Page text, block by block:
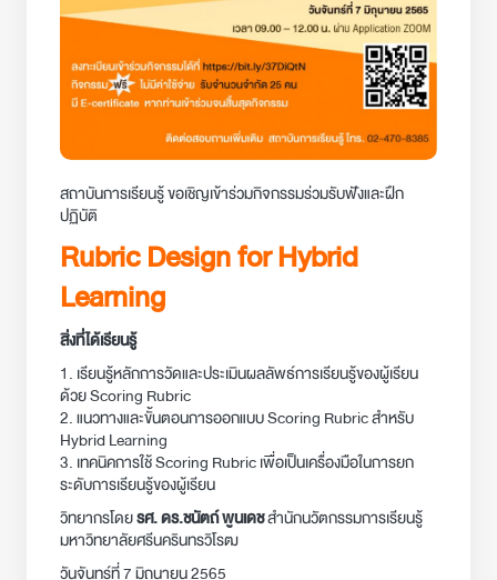
สถาบันการเรียนรู้ ขอเชิญเข้าร่วมกิจกรรมร่วมรับฟังและฝึก
ปฏิบัติ
Rubric Design for Hybrid
Learning
สิ่งที่ได้เรียนรู้
1. เรียนรู้หลักการวัดและประเมินผลลัพธ์การเรียนรู้ของผู้เรียน
ด้วย Scoring Rubric
2. แนวทางและขั้นตอนการออกแบบ Scoring Rubric สำหรับ
Hybrid Learning
3. เทคนิคการใช้ Scoring Rubric เพื่อเป็นเครื่องมือในการยก
ระดับการเรียนรู้ของผู้เรียน
วิทยากรโดยรศ. ดร.ชนัตถ์ พูนเดชสํานักนวัตกรรมการเรียนรู้
มหาวิทยาลัยศรีนครินทรวิโรฒ
วันจันทร์ที่ 7 มิถุนายน 2565